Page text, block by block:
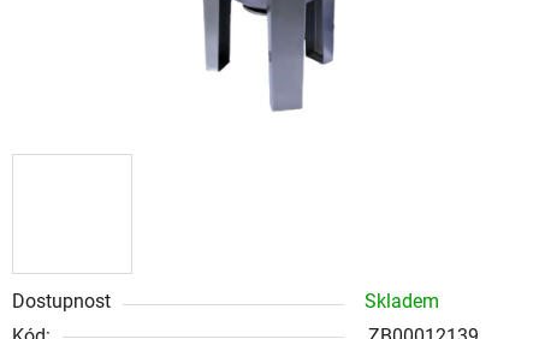
Dostupnost
Skladem